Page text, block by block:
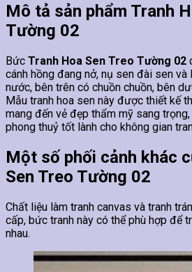
Mô tả sản phẩm Tranh
Tường 02
Bức Tranh Hoa Sen Treo Tường 02
cánh hồng đang nở, nụ sen đài sen
nước, bên trên có chuồn chuồn, bên
Mẫu tranh hoa sen này được thiết kế
mang đến vẻ đẹp thẩm mỹ sang
phong thuỷ tốt lành cho không gian
Một số phối cảnh khác
Sen Treo Tường 02
Chất liệu làm tranh canvas và tranh
cấp, bức tranh này có thể phù hợp để
nhau.